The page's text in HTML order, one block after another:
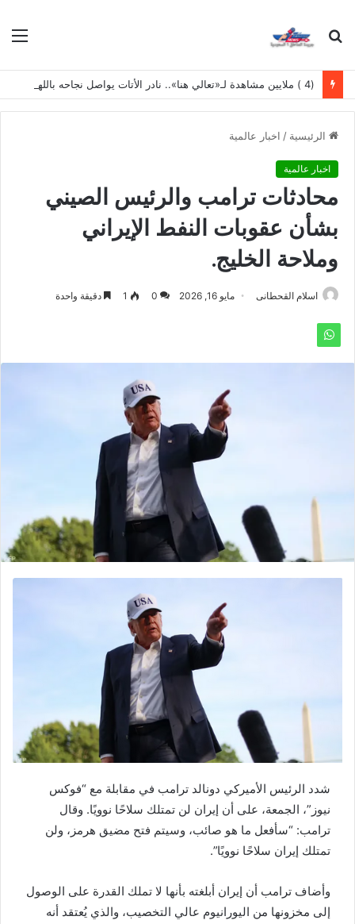
بحث
الرئيسية / اخبار عالمية
اخبار عالمية
محادثات ترامب والرئيس الصيني
بشأن عقوبات النفط الإيراني
وملاحة الخليج.
اسلام القحطانى مايو 16, 2026 0
1 دقيقة واحدة
شدد الرئيس الأميركي دونالد ترامب في مقابلة مع “فوكس
نيوز”، الجمعة، على أن إيران لن تمتلك سلاحًا نوويًا. وقال
ترامب: “سأفعل ما هو صائب، وسيتم فتح مضيق هرمز، ولن
تمتلك إيران سلاحًا نوويًا”.
وأضاف ترامب أن إيران أبلغته بأنها لا تملك القدرة على الوصول
إلى مخزونها من اليورانيوم عالي التخصيب، والذي يُعتقد أنه